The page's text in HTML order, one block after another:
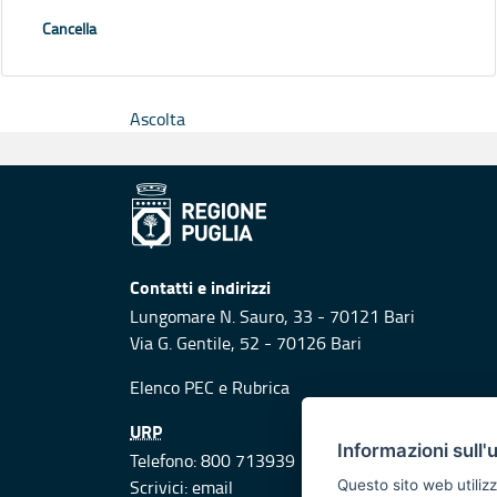
Cancella
Ascolta
Contatti e indirizzi
Lungomare N. Sauro, 33 - 70121 Bari
Via G. Gentile, 52 - 70126 Bari
Elenco PEC e Rubrica
URP
Telefono: 800 713939
Scrivici:email
Informazioni
Questo sito web